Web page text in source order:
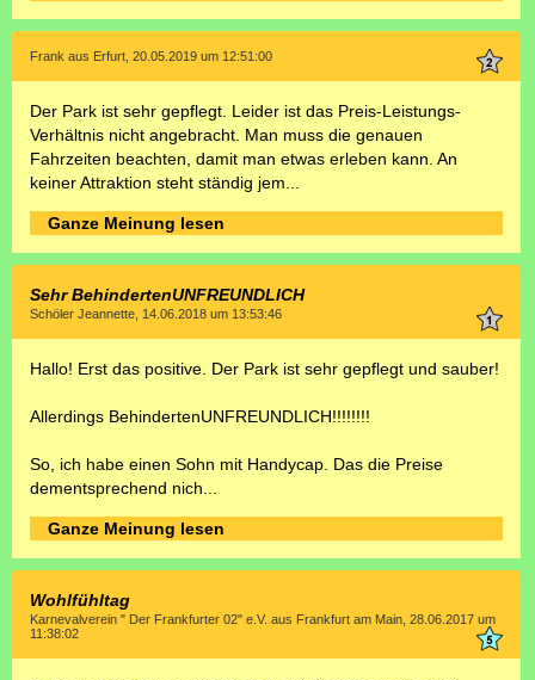
Frank aus Erfurt, 20.05.2019 um 12:51:00
Der Park ist sehr gepflegt. Leider ist das Preis-Leistungs-
Verhältnis nicht angebracht. Man muss die genauen
Fahrzeiten beachten, damit man etwas erleben kann. An
keiner Attraktion steht ständig jem...
Ganze Meinung lesen
Sehr BehindertenUNFREUNDLICH
Schöler Jeannette, 14.06.2018 um 13:53:46
Hallo! Erst das positive. Der Park ist sehr gepflegt und sauber!
Allerdings BehindertenUNFREUNDLICH!!!!!!!!
So, ich habe einen Sohn mit Handycap. Das die Preise
dementsprechend nich...
Ganze Meinung lesen
Wohlfühltag
Karnevalverein " Der Frankfurter 02" e.V. aus Frankfurt am Main, 28.06.2017 um
11:38:02